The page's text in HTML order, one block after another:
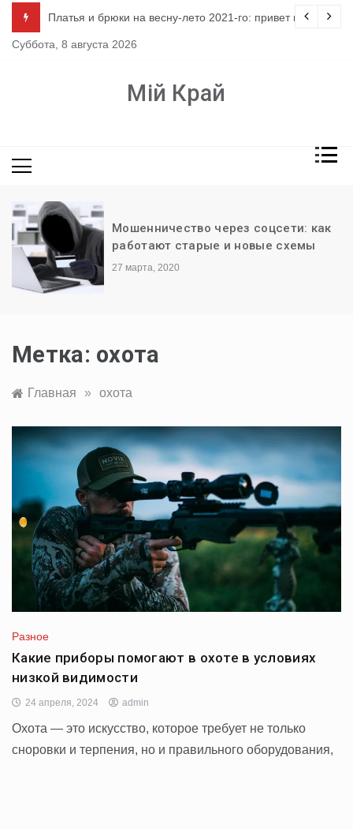
содержимому
Платья и брюки на весну-лето 2021-го: привет из 80-х
Суббота, 8 августа 2026
Мій Край
Мошенничество через соцсети: как
работают старые и новые схемы
27 марта, 2020
Метка: охота
Главная » охота
Разное
Какие приборы помогают в охоте в условиях
низкой видимости
24 апреля, 2024 admin
Охота — это искусство, которое требует не только
сноровки и терпения, но и правильного оборудования,